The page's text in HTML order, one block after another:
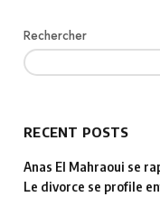
Rechercher
RECENT POSTS
Anas El Mahraoui se
Le divorce se profile